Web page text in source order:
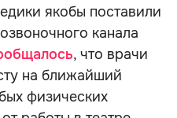
якобы поставили
канала
, что врачи
на ближайший
физических